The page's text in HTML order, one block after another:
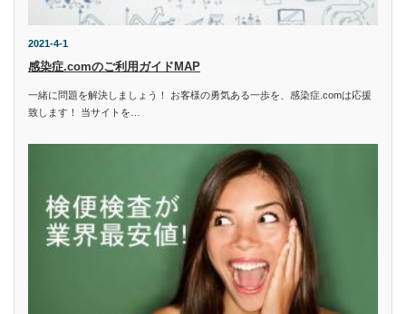
2021-4-1
感染症.comのご利用ガイドMAP
一緒に問題を解決しましょう！ お客様の勇気ある一歩を、感染症.comは応援
致します！ 当サイトを…